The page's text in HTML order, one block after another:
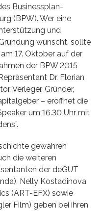
Businessplan-
(BPW). Wer eine
und
wünscht, sollte
17. Oktober auf der
der BPW 2015
Dr. Florian
Verleger, Gründer,
– eröffnet die
um 16.30 Uhr mit
gewähren
die weiteren
der deGUT
Nelly Kostadinova
(ART-EFX) sowie
Film) geben bei ihren